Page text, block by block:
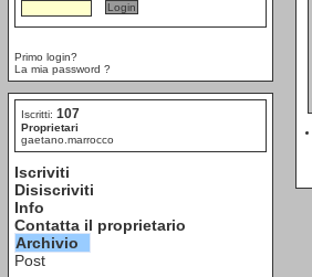
Primo login?
La mia password ?
Iscritti: 107
Proprietari
gaetano.marrocco
Iscriviti
Disiscriviti
Info
Contatta il proprietario
Archivio
Post